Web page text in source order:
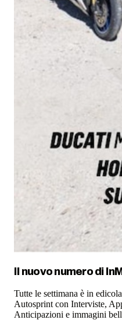
Il nuovo numero di
Tutte le settimana è in
Autosprint con Interviste,
Anticipazioni e immagini